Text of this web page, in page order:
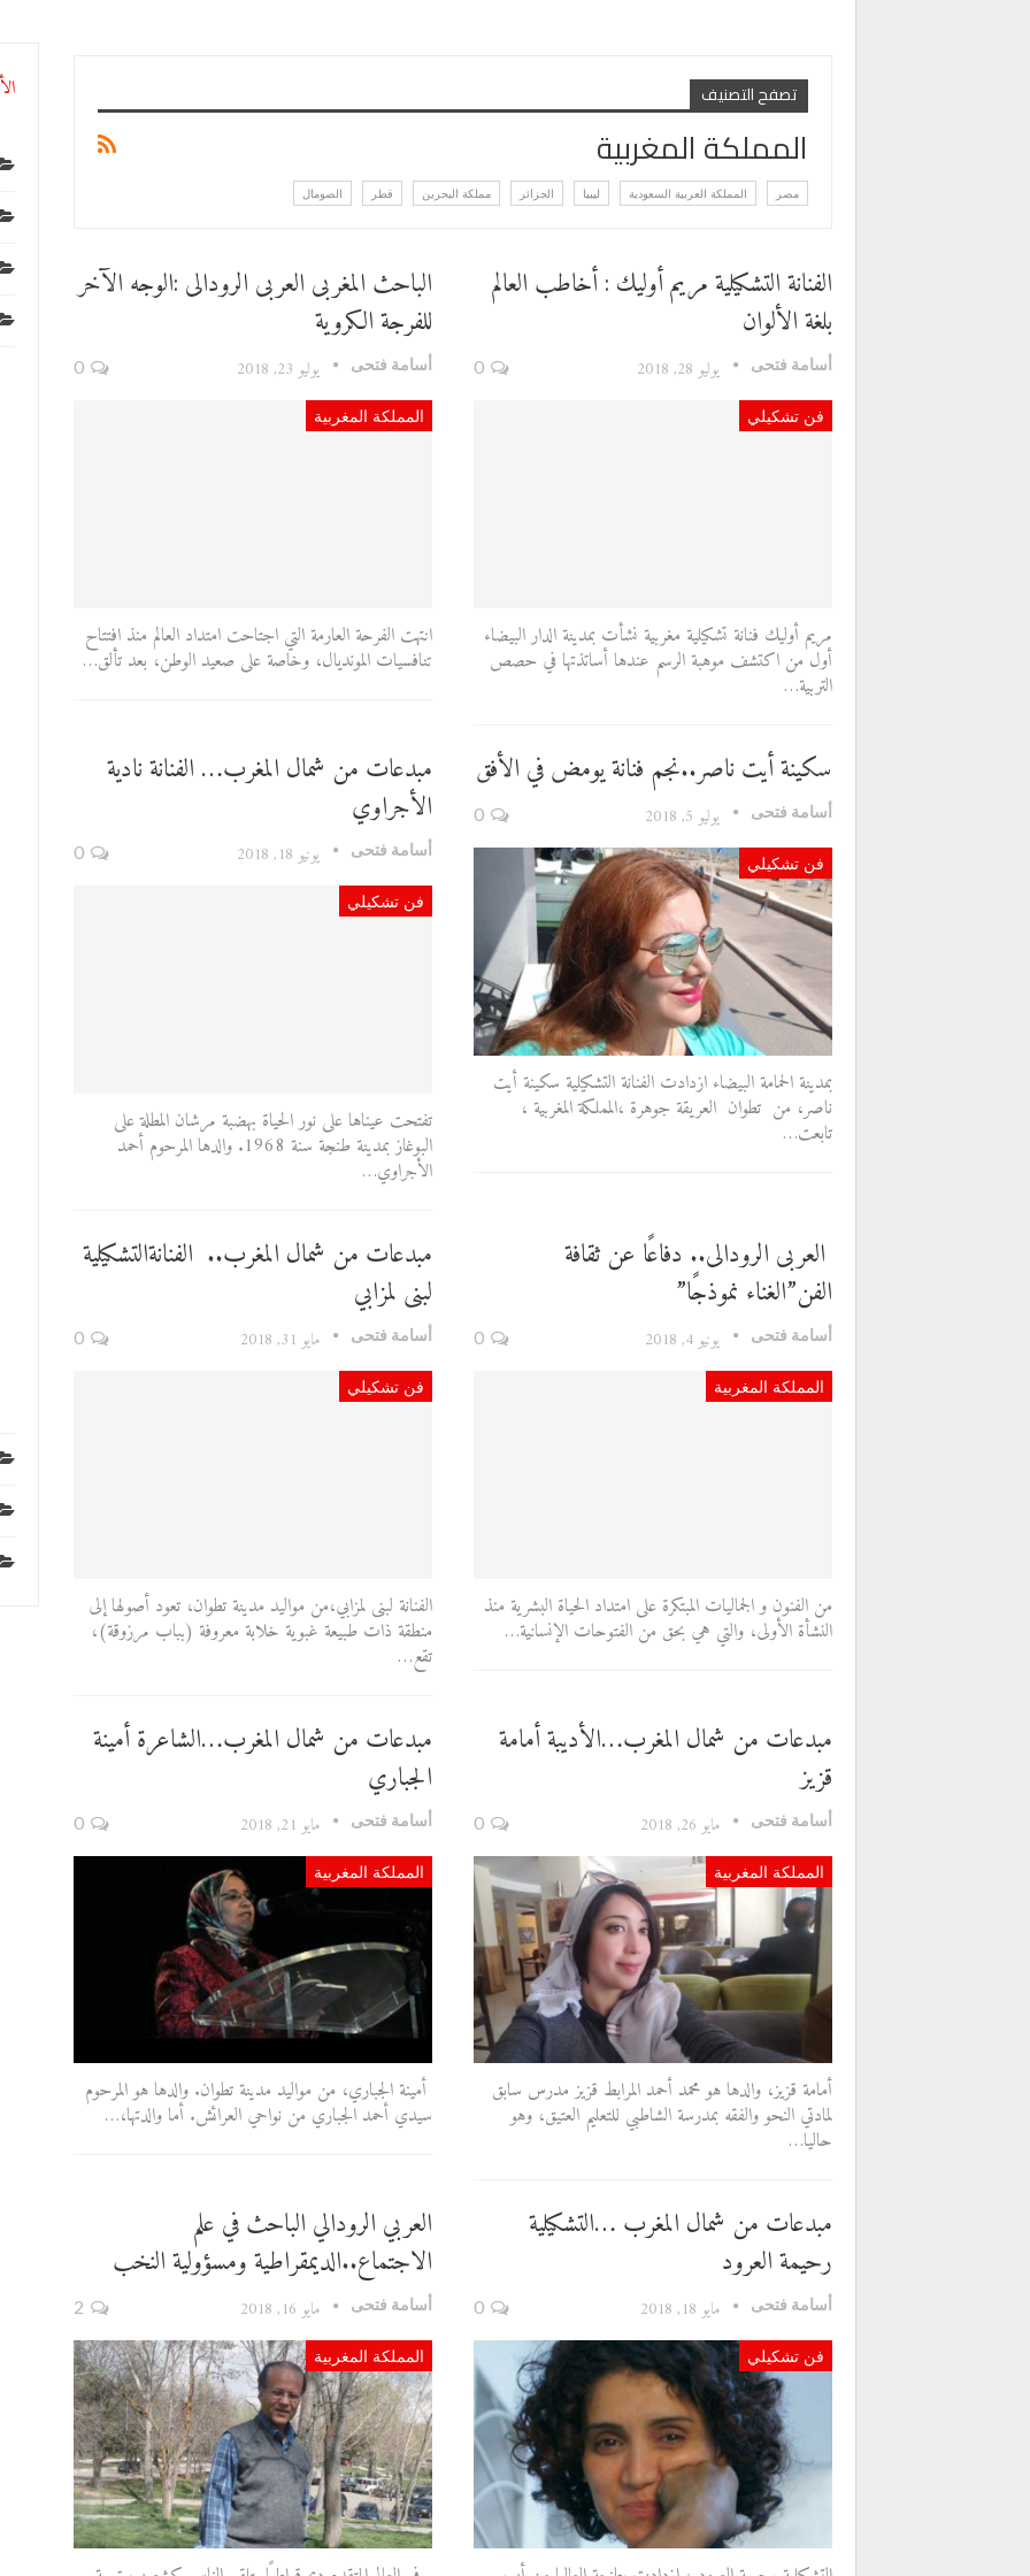
تصفح التصنيف
المملكة المغربية
مصر المملكة العربية السعودية ليبيا الجزائر مملكة البحرين قطر الصومال
الفنانة التشكيلية مريم أوليك : أخاطب العالم
بلغة الألوان
أسامة فتحى يوليو 28, 2018 0
فن تشكيلي
مريم أوليك فنانة تشكيلية مغربية نشأت بمدينة الدار البيضاء
أول من اكتشف موهبة الرسم عندها أساتذتها في حصص
التربية…
الباحث المغربى العربى الرودالى :الوجه الآخر
للفرجة الكروية
أسامة فتحى يوليو 23, 2018 0
المملكة المغربية
انتهت الفرحة العارمة التي اجتاحت امتداد العالم منذ افتتاح
تنافسيات المونديال، وخاصة على صعيد الوطن، بعد تألق…
سكينة أيت ناصر..نجم فنانة يومض في الأفق
أسامة فتحى يوليو 5, 2018 0
فن تشكيلي
بمدينة الحمامة البيضاء ازدادت الفنانة التشكيلية سكينة أيت
ناصر، من تطوان العريقة جوهرة ،المملكة المغربية ،
تابعت…
مبدعات من شمال المغرب… الفنانة نادية
الأجراوي
أسامة فتحى يونيو 18, 2018 0
فن تشكيلي
تفتحت عيناها على نور الحياة بهضبة مرشان المطلة على
البوغاز بمدينة طنجة سنة 1968. والدها المرحوم أحمد
الأجراوي…
العربى الرودالى.. دفاعًا عن ثقافة
الفن”الغناء نموذجًا”
أسامة فتحى يونيو 4, 2018 0
المملكة المغربية
من الفنون و الجماليات المبتكرة على امتداد الحياة البشرية منذ
النشأة الأولى، والتي هي بحق من الفتوحات الإنسانية…
مبدعات من شمال المغرب.. الفنانةالتشكيلية
لبنى لمزابي
أسامة فتحى مايو 31, 2018 0
فن تشكيلي
الفنانة لبنى لمزابي،من مواليد مدينة تطوان، تعود أصولها إلى
منطقة ذات طبيعة غبوية خلابة معروفة (بباب مرزوقة)،
تقع…
مبدعات من شمال المغرب…الأديبة أمامة
قزيز
أسامة فتحى مايو 26, 2018 0
المملكة المغربية
أمامة قزيز، والدها هو محمد أحمد المرابط قزيز مدرس سابق
لمادتي النحو والفقه بمدرسة الشاطبي للتعليم العتيق، وهو
حاليا…
مبدعات من شمال المغرب…الشاعرة أمينة
الجباري
أسامة فتحى مايو 21, 2018 0
المملكة المغربية
أمينة الجباري، من مواليد مدينة تطوان. والدها هو المرحوم
سيدي أحمد الجباري من نواحي العرائش. أما والدتها،…
مبدعات من شمال المغرب …التشكيلية
رحيمة العرود
أسامة فتحى مايو 18, 2018 0
فن تشكيلي
العربي الرودالي الباحث في علم
الاجتماع..الديمقراطية ومسؤولية النخب
أسامة فتحى مايو 16, 2018
المملكة المغربية